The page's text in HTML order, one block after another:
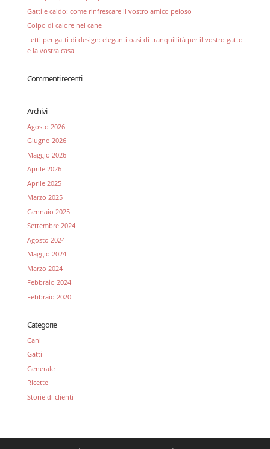
Gatti e caldo: come rinfrescare il vostro amico peloso
Colpo di calore nel cane
Letti per gatti di design: eleganti oasi di tranquillità per il vostro gatto
e la vostra casa
Commenti recenti
Archivi
Agosto 2026
Giugno 2026
Maggio 2026
Aprile 2026
Aprile 2025
Marzo 2025
Gennaio 2025
Settembre 2024
Agosto 2024
Maggio 2024
Marzo 2024
Febbraio 2024
Febbraio 2020
Categorie
Cani
Gatti
Generale
Ricette
Storie di clienti